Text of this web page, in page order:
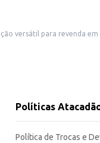
versátil para revenda
mão da qualidade. Sua
Políticas
Política de Trocas e